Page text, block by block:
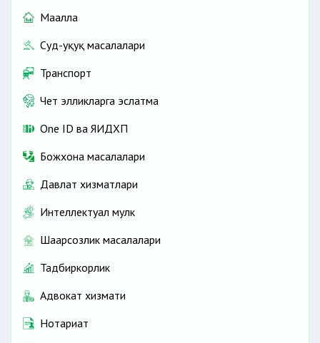
Маҳалла
Суд-ҳуқуқ масалалари
Транспорт
Чет элликларга эслатма
One ID ва ЯИДХП
Божхона масалалари
Давлат хизматлари
Интеллектуал мулк
Шаҳарсозлик масалалари
Тадбиркорлик
Адвокат хизмати
Нотариат